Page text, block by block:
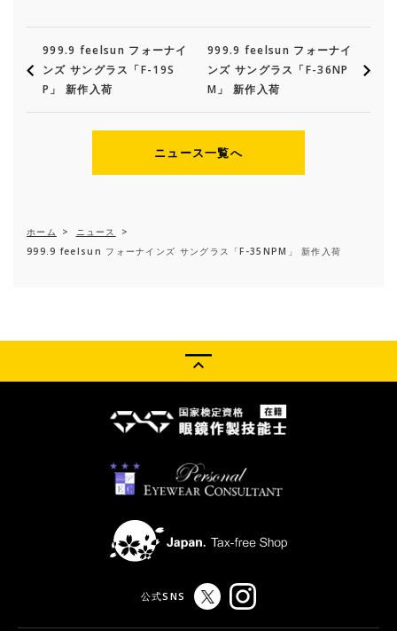
999.9 feelsun フォーナイ
ンズ サングラス「F-19S
P」 新作入荷
999.9 feelsun フォーナイ
ンズ サングラス「F-36NP
M」 新作入荷
ニュース一覧へ
ホーム > ニュース
>
999.9 feelsun フォーナインズ サングラス「F-35NPM」 新作入荷
公式SNS